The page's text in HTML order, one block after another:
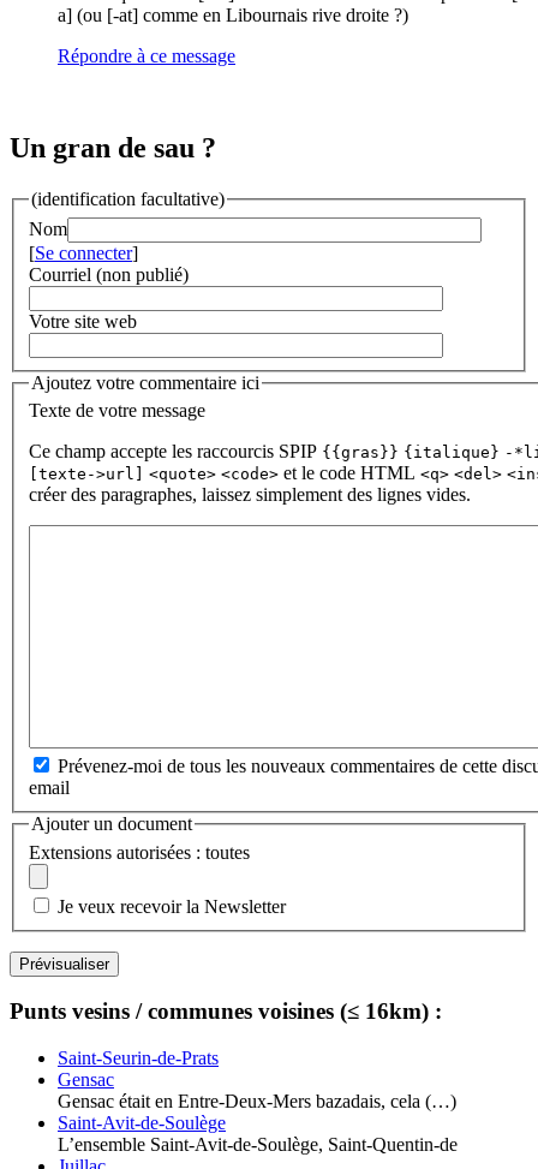
a] (ou [-at] comme en Libournais rive droite ?)
Répondre à ce message
Un gran de sau ?
(identification facultative)
Nom
[Se connecter]
Courriel (non publié)
Votre site web
Ajoutez votre commentaire ici
Texte de votre message
Ce champ accepte les raccourcis SPIP {{gras}} {italique} -
[texte->url]
<quote> <code> et le code HTML <q> <del>
créer des paragraphes, laissez simplement des lignes vides.
Prévenez-moi de tous les nouveaux commentaires de cette
email
Ajouter un document
Extensions autorisées : toutes
Je veux recevoir la Newsletter
Punts vesins / communes voisines (≤ 16km) :
Saint-Seurin-de-Prats
Gensac
Gensac était en Entre-Deux-Mers bazadais, cela (…)
Saint-Avit-de-Soulège
L’ensemble Saint-Avit-de-Soulège, Saint-Quentin-de